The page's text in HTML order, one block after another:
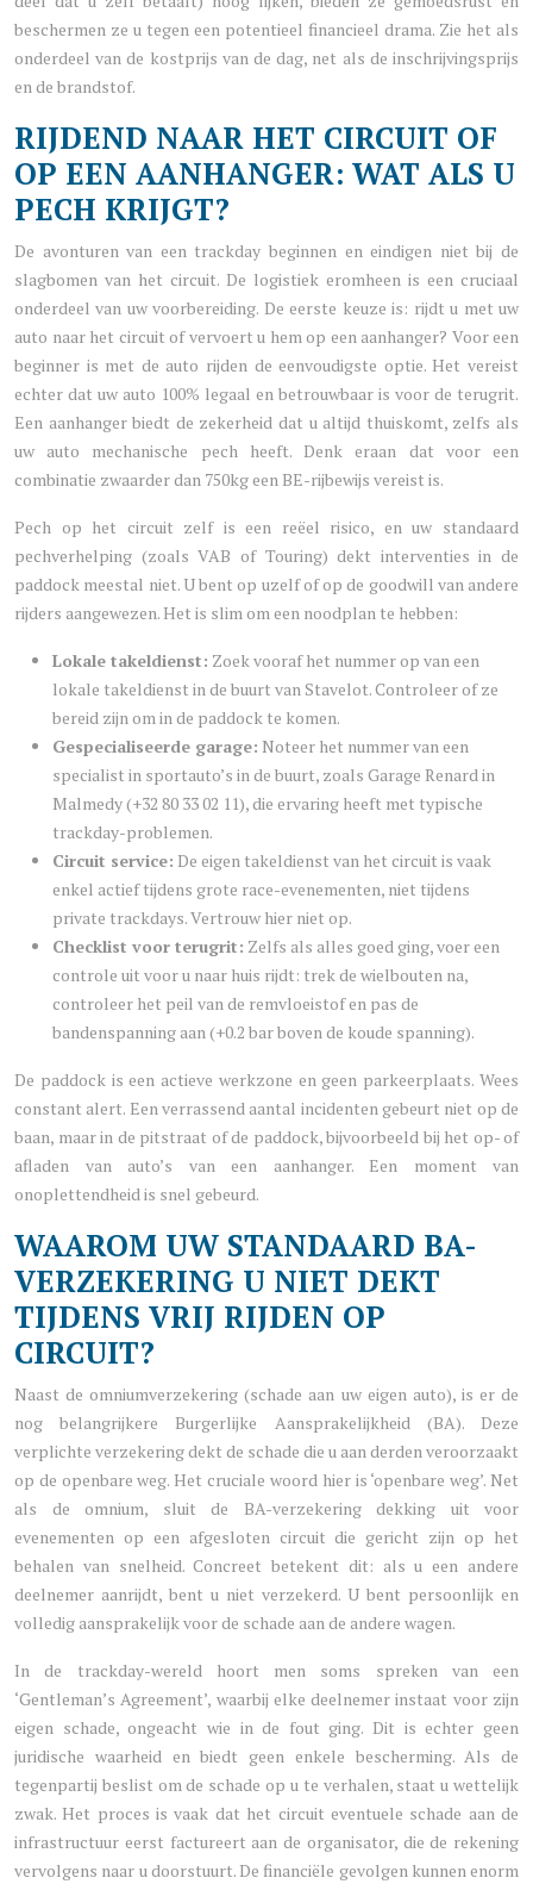
beschermen ze u tegen een potentieel financieel drama. Zie het als
onderdeel van de kostprijs van de dag, net als de inschrijvingsprijs
en de brandstof.
RIJDEND NAAR HET CIRCUIT OF
OP EEN AANHANGER: WAT ALS U
PECH KRIJGT?
De avonturen van een trackday beginnen en eindigen niet bij de
slagbomen van het circuit. De logistiek eromheen is een cruciaal
onderdeel van uw voorbereiding. De eerste keuze is: rijdt u met uw
auto naar het circuit of vervoert u hem op een aanhanger? Voor een
beginner is met de auto rijden de eenvoudigste optie. Het vereist
echter dat uw auto 100% legaal en betrouwbaar is voor de terugrit.
Een aanhanger biedt de zekerheid dat u altijd thuiskomt, zelfs als
uw auto mechanische pech heeft. Denk eraan dat voor een
combinatie zwaarder dan 750kg een BE-rijbewijs vereist is.
Pech op het circuit zelf is een reëel risico, en uw standaard
pechverhelping (zoals VAB of Touring) dekt interventies in de
paddock meestal niet. U bent op uzelf of op de goodwill van andere
rijders aangewezen. Het is slim om een noodplan te hebben:
Lokale takeldienst: Zoek vooraf het nummer op van een
lokale takeldienst in de buurt van Stavelot. Controleer of ze
bereid zijn om in de paddock te komen.
Gespecialiseerde garage: Noteer het nummer van een
specialist in sportauto’s in de buurt, zoals Garage Renard in
Malmedy (+32 80 33 02 11), die ervaring heeft met typische
trackday-problemen.
Circuit service: De eigen takeldienst van het circuit is vaak
enkel actief tijdens grote race-evenementen, niet tijdens
private trackdays. Vertrouw hier niet op.
Checklist voor terugrit: Zelfs als alles goed ging, voer een
controle uit voor u naar huis rijdt: trek de wielbouten na,
controleer het peil van de remvloeistof en pas de
bandenspanning aan (+0.2 bar boven de koude spanning).
De paddock is een actieve werkzone en geen parkeerplaats. Wees
constant alert. Een verrassend aantal incidenten gebeurt niet op de
baan, maar in de pitstraat of de paddock, bijvoorbeeld bij het op- of
afladen van auto’s van een aanhanger. Een moment van
onoplettendheid is snel gebeurd.
WAAROM UW STANDAARD BA-
VERZEKERING U NIET DEKT
TIJDENS VRIJ RIJDEN OP
CIRCUIT?
Naast de omniumverzekering (schade aan uw eigen auto), is er de
nog belangrijkere Burgerlijke Aansprakelijkheid (BA). Deze
verplichte verzekering dekt de schade die u aan derden veroorzaakt
op de openbare weg. Het cruciale woord hier is ‘openbare weg’. Net
als de omnium, sluit de BA-verzekering dekking uit voor
evenementen op een afgesloten circuit die gericht zijn op het
behalen van snelheid. Concreet betekent dit: als u een andere
deelnemer aanrijdt, bent u niet verzekerd. U bent persoonlijk en
volledig aansprakelijk voor de schade aan de andere wagen.
In de trackday-wereld hoort men soms spreken van een
‘Gentleman’s Agreement’, waarbij elke deelnemer instaat voor zijn
eigen schade, ongeacht wie in de fout ging. Dit is echter geen
juridische waarheid en biedt geen enkele bescherming. Als de
tegenpartij beslist om de schade op u te verhalen, staat u wettelijk
zwak. Het proces is vaak dat het circuit eventuele schade aan de
infrastructuur eerst factureert aan de organisator, die de rekening
vervolgens naar u doorstuurt. De financiële gevolgen kunnen enorm